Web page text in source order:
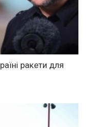
ракети для